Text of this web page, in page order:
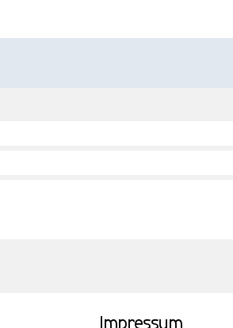
Impressum